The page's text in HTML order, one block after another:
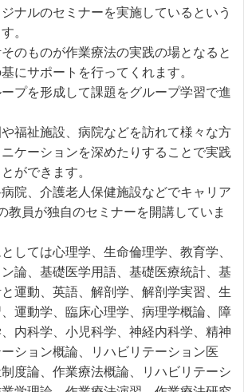
ナルのセミナーを実施しているという
。
のものが作業療法の実践の場となると
にサポートを行ってくれます。
プを形成して課題をグループ学習で進
福祉施設、病院などを訪れて様々な方
ケーションを深めたりすることで実践
ができます。
院、介護老人保健施設などでキャリア
教員が独自のセミナーを開講していま
しては心理学、生命倫理学、教育学、
論、基礎医学用語、基礎医療統計、基
運動、英語、解剖学、解剖学実習、生
運動学、臨床心理学、病理学概論、障
内科学、小児科学、神経内科学、精神
ション概論、リハビリテーション医
度論、作業療法概論、リハビリテーシ